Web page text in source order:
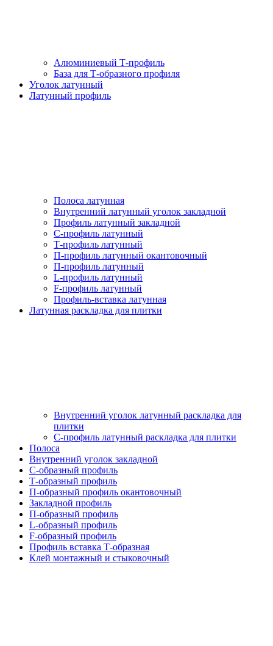
Алюминиевый Т-профиль
База для Т-образного профиля
Уголок латунный
Латунный профиль
Полоса латунная
Внутренний латунный уголок закладной
Профиль латунный закладной
С-профиль латунный
Т-профиль латунный
П-профиль латунный окантовочный
П-профиль латунный
L-профиль латунный
F-профиль латунный
Профиль-вставка латунная
Латунная раскладка для плитки
Внутренний уголок латунный раскладка для
плитки
С-профиль латунный раскладка для плитки
Полоса
Внутренний уголок закладной
С-образный профиль
Т-образный профиль
П-образный профиль окантовочный
Закладной профиль
П-образный профиль
L-образный профиль
F-образный профиль
Профиль вставка Т-образная
Клей монтажный и стыковочный